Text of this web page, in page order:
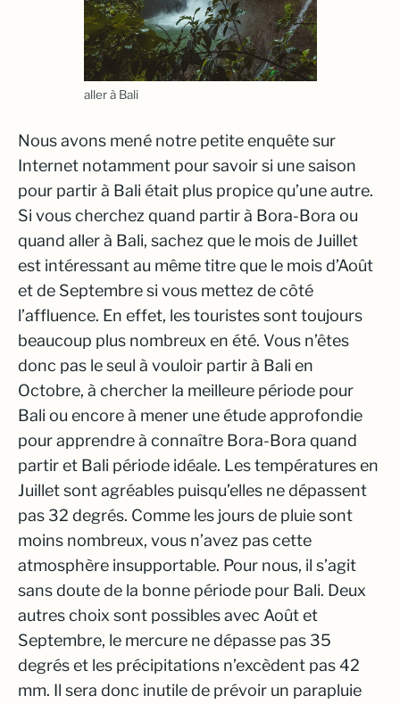
aller à Bali
Nous avons mené notre petite enquête sur
Internet notamment pour savoir si une saison
pour partir à Bali était plus propice qu’une autre.
Si vous cherchez quand partir à Bora-Bora ou
quand aller à Bali, sachez que le mois de Juillet
est intéressant au même titre que le mois d’Août
et de Septembre si vous mettez de côté
l’affluence. En effet, les touristes sont toujours
beaucoup plus nombreux en été. Vous n’êtes
donc pas le seul à vouloir partir à Bali en
Octobre, à chercher la meilleure période pour
Bali ou encore à mener une étude approfondie
pour apprendre à connaître Bora-Bora quand
partir et Bali période idéale. Les températures en
Juillet sont agréables puisqu’elles ne dépassent
pas 32 degrés. Comme les jours de pluie sont
moins nombreux, vous n’avez pas cette
atmosphère insupportable. Pour nous, il s’agit
sans doute de la bonne période pour Bali. Deux
autres choix sont possibles avec Août et
Septembre, le mercure ne dépasse pas 35
degrés et les précipitations n’excèdent pas 42
mm. Il sera donc inutile de prévoir un parapluie